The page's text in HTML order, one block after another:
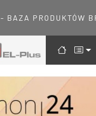
- BAZA PRODUKTÓW